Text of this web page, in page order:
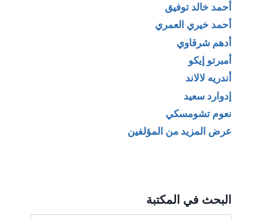
أحمد خالد توفيق
أحمد خيري العمري
أدهم شرقاوي
أمبرتو إيكو
أندريه لالاند
إدوارد سعيد
نعوم تشومسكي
عرض المزيد من المؤلفين
البحث في المكتبة